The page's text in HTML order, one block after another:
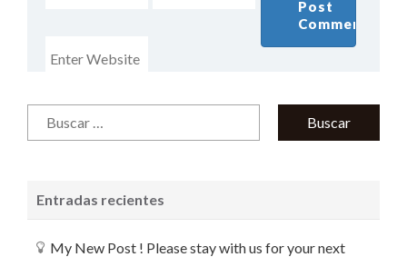
Entradas recientes
My New Post ! Please stay with us for your next